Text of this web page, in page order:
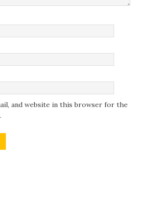
and website in this browser for the